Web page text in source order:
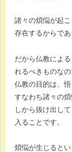
諸々の煩悩が起
存在するからであ
だから仏教によ
れるべきものな
仏教の目的は、悟
すなわち諸々の
しから抜け出し
入ることです。
煩悩が生じると